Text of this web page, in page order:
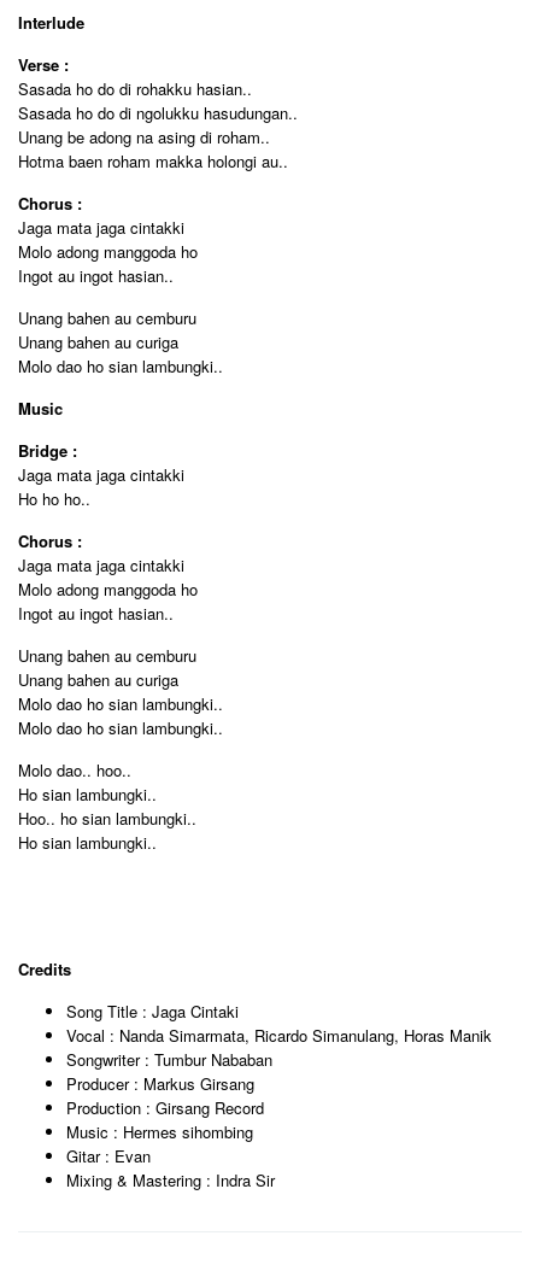
Interlude
Verse :
Sasada ho do di rohakku hasian..
Sasada ho do di ngolukku hasudungan..
Unang be adong na asing di roham..
Hotma baen roham makka holongi au..
Chorus :
Jaga mata jaga cintakki
Molo adong manggoda ho
Ingot au ingot hasian..
Unang bahen au cemburu
Unang bahen au curiga
Molo dao ho sian lambungki..
Music
Bridge :
Jaga mata jaga cintakki
Ho ho ho..
Chorus :
Jaga mata jaga cintakki
Molo adong manggoda ho
Ingot au ingot hasian..
Unang bahen au cemburu
Unang bahen au curiga
Molo dao ho sian lambungki..
Molo dao ho sian lambungki..
Molo dao.. hoo..
Ho sian lambungki..
Hoo.. ho sian lambungki..
Ho sian lambungki..
Credits
Song Title : Jaga Cintaki
Vocal : Nanda Simarmata, Ricardo Simanulang, Horas Manik
Songwriter : Tumbur Nababan
Producer : Markus Girsang
Production : Girsang Record
Music : Hermes sihombing
Gitar : Evan
Mixing & Mastering : Indra Sir